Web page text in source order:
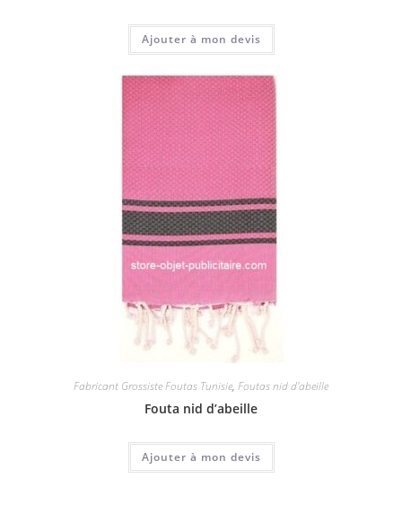
Ajouter à mon devis
Fabricant Grossiste Foutas Tunisie, Foutas nid d'abeille
Fouta nid d’abeille
Ajouter à mon devis